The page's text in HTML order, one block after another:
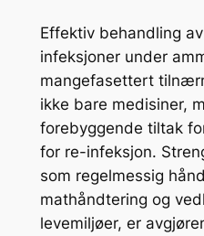
Effektiv behandling
infeksjoner under
mangefasettert
ikke bare medisiner,
forebyggende tiltak
for re-infeksjon.
som regelmessig
mathåndtering og
levemiljøer, er